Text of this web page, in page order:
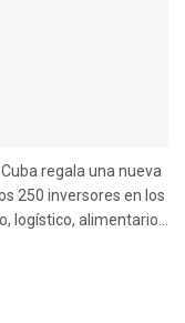
regala una nueva
250 inversores en los
logístico, alimentario...